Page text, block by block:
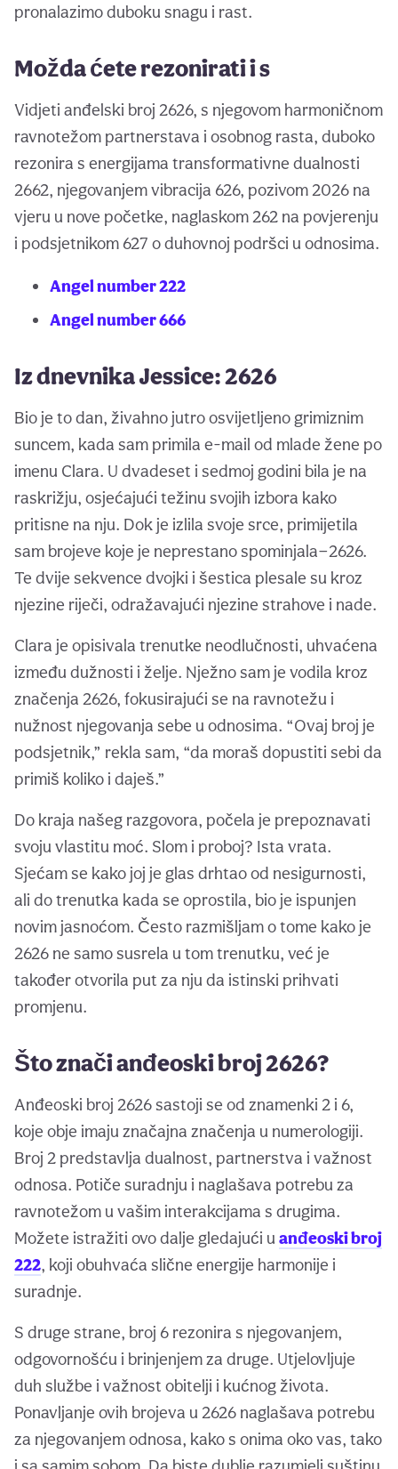
pronalazimo duboku snagu i rast.
Možda ćete rezonirati i s
Vidjeti anđelski broj 2626, s njegovom harmoničnom
ravnotežom partnerstava i osobnog rasta, duboko
rezonira s energijama transformativne dualnosti
2662, njegovanjem vibracija 626, pozivom 2026 na
vjeru u nove početke, naglaskom 262 na povjerenju
i podsjetnikom 627 o duhovnoj podršci u odnosima.
Angel number 222
Angel number 666
Iz dnevnika Jessice: 2626
Bio je to dan, živahno jutro osvijetljeno grimiznim
suncem, kada sam primila e-mail od mlade žene po
imenu Clara. U dvadeset i sedmoj godini bila je na
raskrižju, osjećajući težinu svojih izbora kako
pritisne na nju. Dok je izlila svoje srce, primijetila
sam brojeve koje je neprestano spominjala—2626.
Te dvije sekvence dvojki i šestica plesale su kroz
njezine riječi, odražavajući njezine strahove i nade.
Clara je opisivala trenutke neodlučnosti, uhvaćena
između dužnosti i želje. Nježno sam je vodila kroz
značenja 2626, fokusirajući se na ravnotežu i
nužnost njegovanja sebe u odnosima. “Ovaj broj je
podsjetnik,” rekla sam, “da moraš dopustiti sebi da
primiš koliko i daješ.”
Do kraja našeg razgovora, počela je prepoznavati
svoju vlastitu moć. Slom i proboj? Ista vrata.
Sjećam se kako joj je glas drhtao od nesigurnosti,
ali do trenutka kada se oprostila, bio je ispunjen
novim jasnoćom. Često razmišljam o tome kako je
2626 ne samo susrela u tom trenutku, već je
također otvorila put za nju da istinski prihvati
promjenu.
Što znači anđeoski broj 2626?
Anđeoski broj 2626 sastoji se od znamenki 2 i 6,
koje obje imaju značajna značenja u numerologiji.
Broj 2 predstavlja dualnost, partnerstva i važnost
odnosa. Potiče suradnju i naglašava potrebu za
ravnotežom u vašim interakcijama s drugima.
Možete istražiti ovo dalje gledajući u anđeoski broj
222, koji obuhvaća slične energije harmonije i
suradnje.
S druge strane, broj 6 rezonira s njegovanjem,
odgovornošću i brinjenjem za druge. Utjelovljuje
duh službe i važnost obitelji i kućnog života.
Ponavljanje ovih brojeva u 2626 naglašava potrebu
za njegovanjem odnosa, kako s onima oko vas, tako